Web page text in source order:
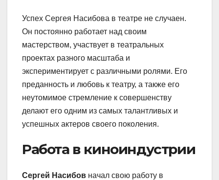
Успех Сергея Насибова в театре не случаен.
Он постоянно работает над своим
мастерством, участвует в театральных
проектах разного масштаба и
экспериментирует с различными ролями. Его
преданность и любовь к театру, а также его
неутомимое стремление к совершенству
делают его одним из самых талантливых и
успешных актеров своего поколения.
Работа в киноиндустрии
Сергей Насибов начал свою работу в